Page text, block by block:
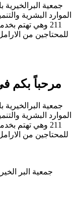
جمعية
211 وهي تهتم
للمحتاجين من
مرحباً بكم
جمعية
211 وهي تهتم
للمحتاجين من